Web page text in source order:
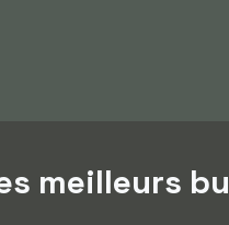
meilleurs